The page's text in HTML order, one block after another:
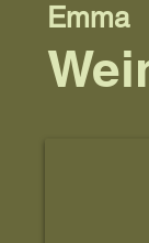
Emma